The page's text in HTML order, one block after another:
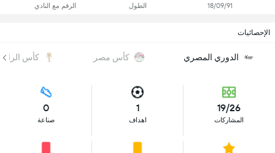
18/09/91 الطول الرقم مع النادي
الإحصائيات
الدوري المصري كأس مصر كأس
19/26
المشاركات
1
اهداف
0
صناعة